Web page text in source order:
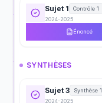
Sujet 1
Contrôle 1
2024-2025
Énoncé
SYNTHÈSES
Sujet 3
Synthèse 1
2024-2025